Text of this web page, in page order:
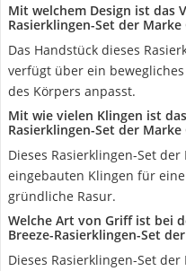
Mit welchem Design ist das
Rasierklingen-Set der
Das Handstück dieses
verfügt über ein
des Körpers anpasst.
Mit wie vielen Klingen ist
Rasierklingen-Set der
Dieses Rasierklingen-Set
eingebauten Klingen für
gründliche Rasur.
Welche Art von Griff ist bei
Breeze-Rasierklingen-Set
Dieses Rasierklingen-Set